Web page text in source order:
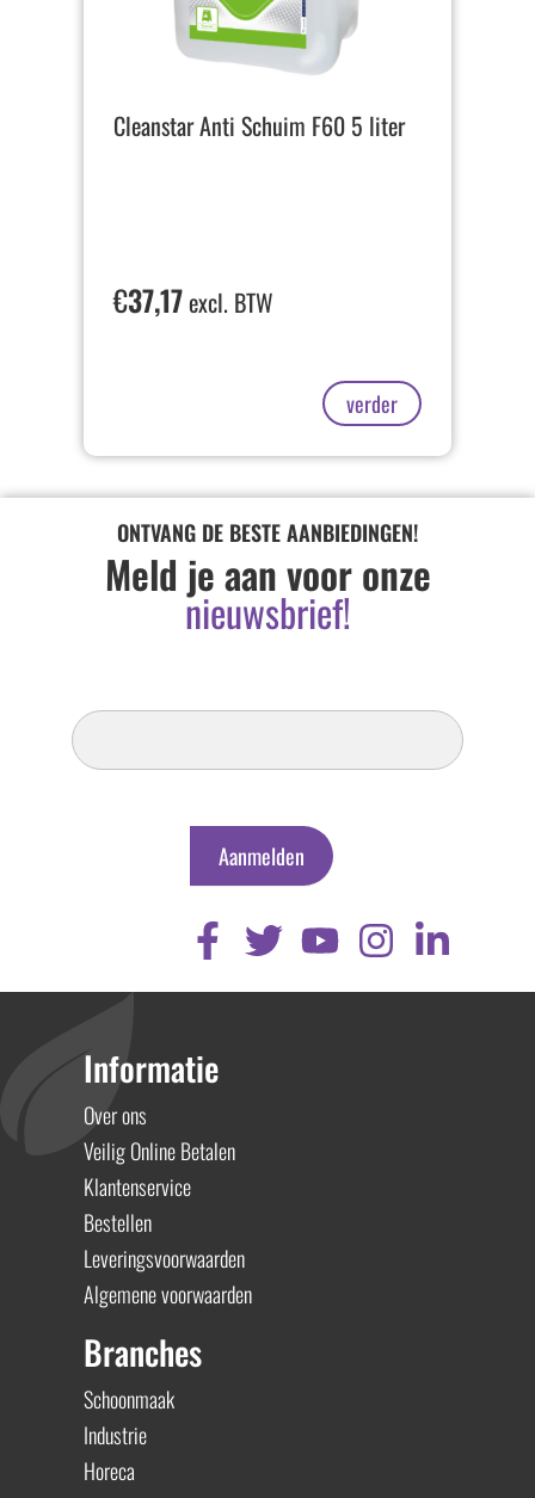
Cleanstar Anti Schuim F60 5 liter
€37,17excl. BTW
verder
ONTVANG DE BESTE AANBIEDINGEN!
Meld je aan voor onze
nieuwsbrief!
Inschrijven
Nieuwsbrief
Aanmelden
Informatie
Over ons
Veilig Online Betalen
Klantenservice
Bestellen
Leveringsvoorwaarden
Algemene voorwaarden
Branches
Schoonmaak
Industrie
Horeca